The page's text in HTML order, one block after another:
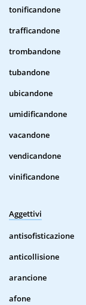
tonificandone
trafficandone
trombandone
tubandone
ubicandone
umidificandone
vacandone
vendicandone
vinificandone
Aggettivi
antisofisticazione
anticollisione
arancione
afone